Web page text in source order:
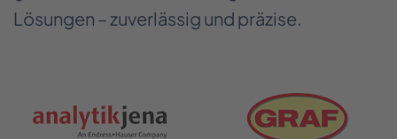
Lösungen – zuverlässig und präzise.